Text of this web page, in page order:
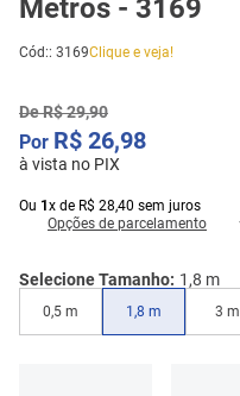
Metros - 3169
Cód:: 3169Clique e veja!
DeR$29,90
R$ 26,98
à vista no PIX
Ou 1 x de R$ 28,40 sem juros
Opções de parcelamento
Selecione Tamanho: 1,8 m
0,5 m 1,8 m 3 m